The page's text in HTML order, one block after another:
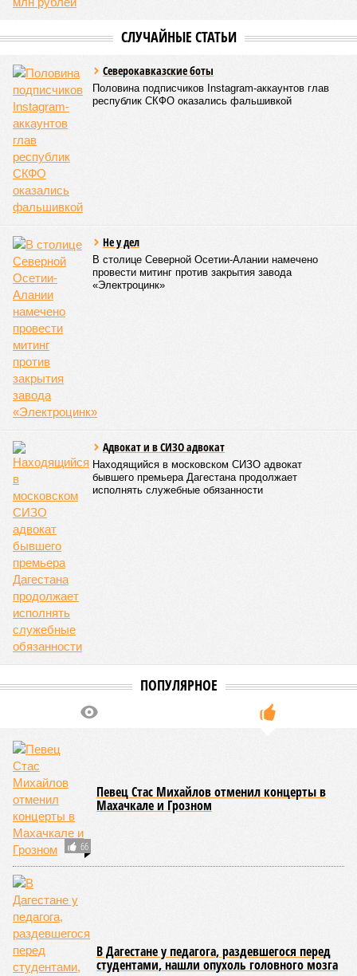
СЛУЧАЙНЫЕ СТАТЬИ
Северокавказские боты
Половина подписчиков Instagram-аккаунтов глав
республик СКФО оказались фальшивкой
Не у дел
В столице Северной Осетии-Алании намечено
провести митинг против закрытия завода
«Электроцинк»
Адвокат и в СИЗО адвокат
Находящийся в московском СИЗО адвокат
бывшего премьера Дагестана продолжает
исполнять служебные обязанности
ПОПУЛЯРНОЕ
66
Певец Стас Михайлов отменил концерты в
Махачкале и Грозном
В Дагестане у педагога, раздевшегося перед
студентами, нашли опухоль головного мозга